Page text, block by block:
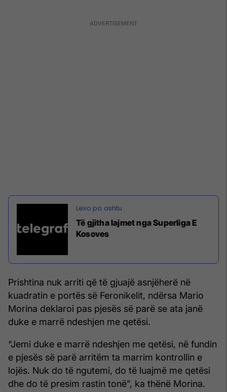
Të gjitha lajmet nga Superliga E
Kosoves
Prishtina nuk arriti që të gjuajë asnjëherë në
kuadratin e portës së Feronikelit, ndërsa Mario
Morina deklaroi pas pjesës së parë se ata janë
duke e marrë ndeshjen me qetësi.
“Jemi duke e marrë ndeshjen me qetësi, në fundin
e pjesës së parë arritëm ta marrim kontrollin e
lojës. Nuk do të ngutemi, do të luajmë me qetësi
dhe do të presim rastin tonë”, ka thënë Morina.